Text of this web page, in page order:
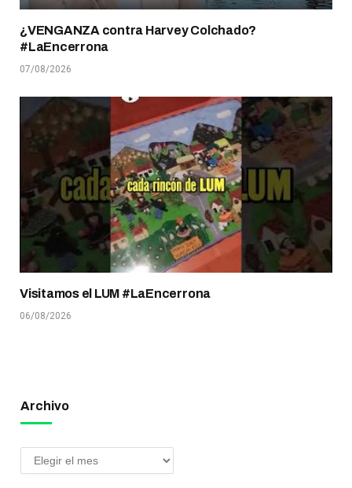
¿VENGANZA contra Harvey Colchado?
#LaEncerrona
07/08/2026
Visitamos el LUM #LaEncerrona
06/08/2026
Archivo